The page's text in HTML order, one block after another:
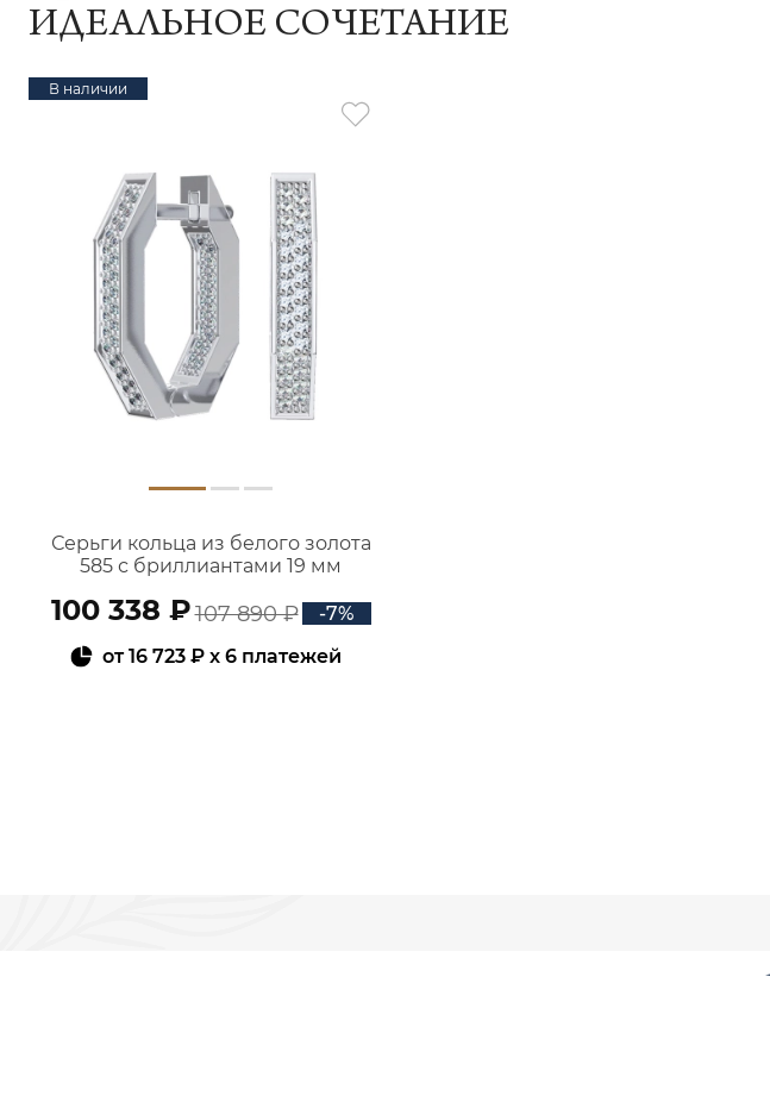
ИДЕАЛЬНОЕ СОЧЕТАНИЕ
В наличии
Серьги кольца из белого золота
585 с бриллиантами 19 мм
100 338 ₽107 890 ₽
-7%
от16 723 ₽ x 6 платежей